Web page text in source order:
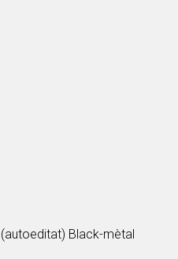
(autoeditat) Black-mètal